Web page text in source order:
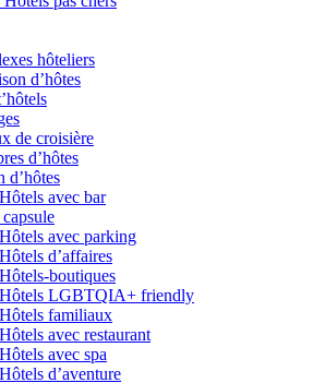
hôteliers
d’hôtes
de croisière
d’hôtes
d’hôtes
avec bar
avec parking
d’affaires
boutiques
Hôtels LGBTQIA+ friendly
familiaux
avec restaurant
avec spa
d’aventure